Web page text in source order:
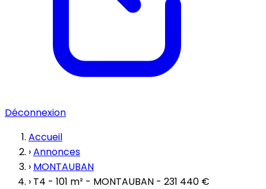
Déconnexion
Accueil
›Annonces
› MONTAUBAN
› T4 - 101 m² - MONTAUBAN - 231 440 €